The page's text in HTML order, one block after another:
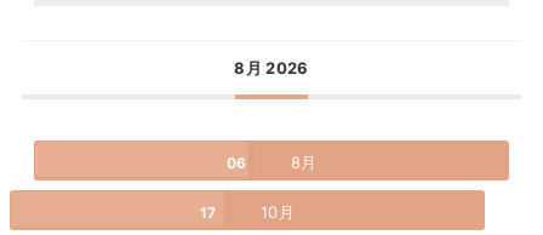
8月 2026
06 8月
17 10月